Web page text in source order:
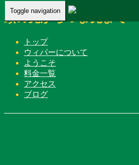
Toggle navigation
トップ
ウィパーについて
ようこそ
料金一覧
アクセス
ブログ
頭の先からつま先まで
vipa
2021年3月1日
タイマッサージ
-タイマッサージ